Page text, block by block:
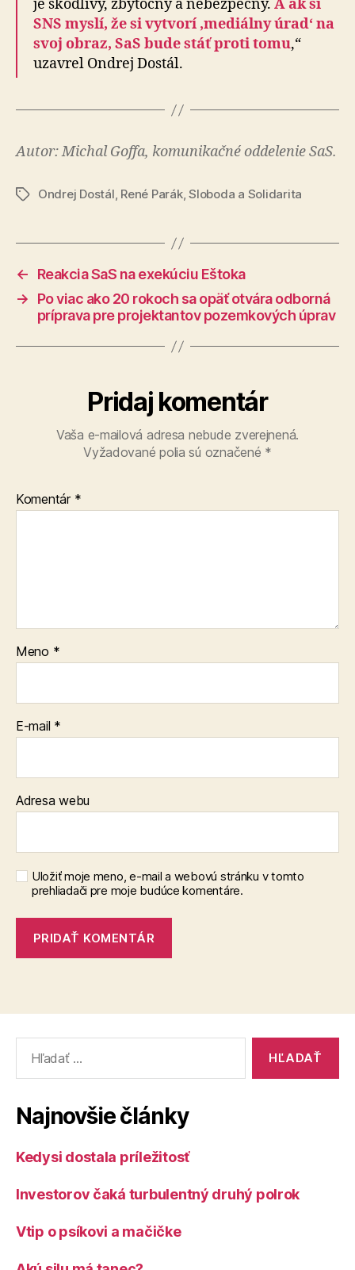
je škodlivý, zbytočný a nebezpečný. A ak si
SNS myslí, že si vytvorí ‚mediálny úrad‘ na
svoj obraz, SaS bude stáť proti tomu,“
uzavrel Ondrej Dostál.
Autor: Michal Goffa, komunikačné oddelenie SaS.
ZnačkyOndrej Dostál, René Parák,Sloboda a Solidarita
←
Reakcia SaS na exekúciu Eštoka
→
Po viac ako 20 rokoch sa opäť otvára odborná
príprava pre projektantov pozemkových úprav
Pridaj komentár
Vaša e-mailová adresa nebude zverejnená.
Vyžadované polia sú označené *
Komentár *
Meno *
E-mail *
Adresa webu
Uložiť moje meno, e-mail a webovú stránku v tomto
prehliadači pre moje budúce komentáre.
Najnovšie články
Kedysi dostala príležitosť
Investorov čaká turbulentný druhý polrok
Vtip o psíkovi a mačičke